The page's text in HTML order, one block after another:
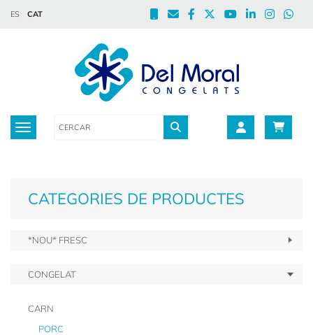
ES CAT
Toggle navigation
CATEGORIES DE PRODUCTES
*NOU* FRESC
CONGELAT
CARN
PORC